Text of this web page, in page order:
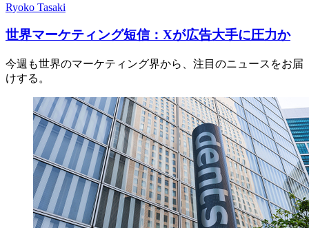
Ryoko Tasaki
世界マーケティング短信：Xが広告大手に圧力か
今週も世界のマーケティング界から、注目のニュースをお届
けする。